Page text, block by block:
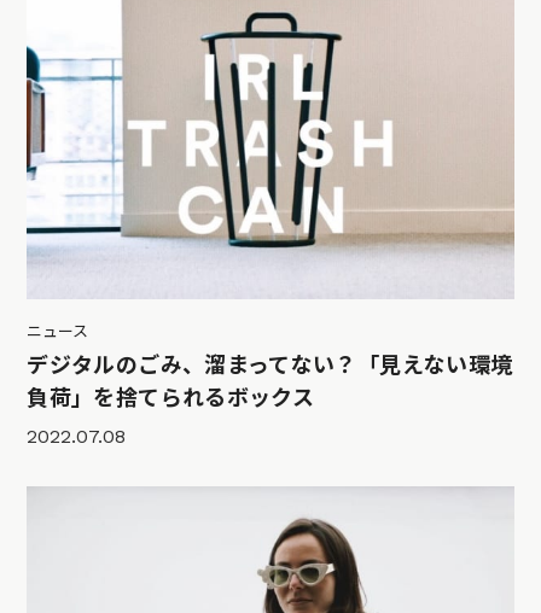
ニュース
デジタルのごみ、溜まってない？「見えない環境
負荷」を捨てられるボックス
2022.07.08